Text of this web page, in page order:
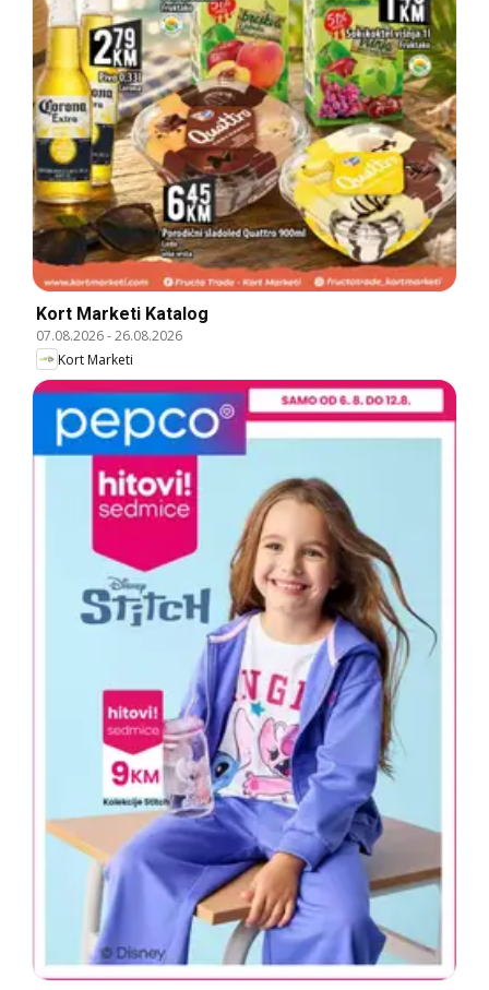
Kort Marketi Katalog
07.08.2026-26.08.2026
Kort Marketi